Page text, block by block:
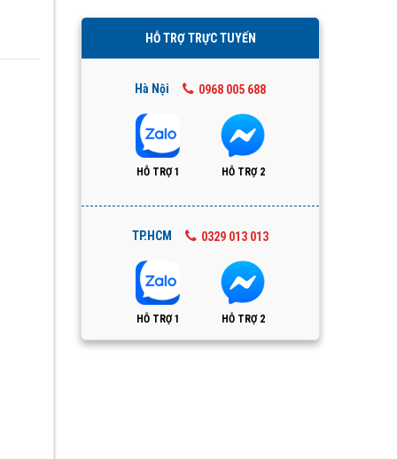
HỖ TRỢ TRỰC TUYẾN
Hà Nội 0968 005 688
HỖ TRỢ 1 HỖ TRỢ 2
TP.HCM 0329 013 013
HỖ TRỢ 1 HỖ TRỢ 2